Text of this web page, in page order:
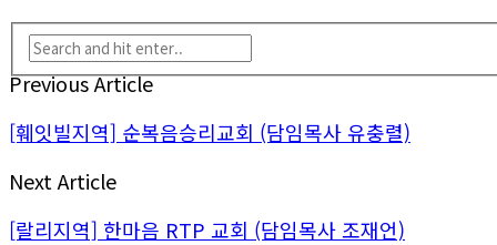
Previous Article
[훼잇빌지역] 순복음승리교회 (담임목사 유충렬)
Next Article
[랄리지역] 한마음 RTP 교회 (담임목사 조재언)